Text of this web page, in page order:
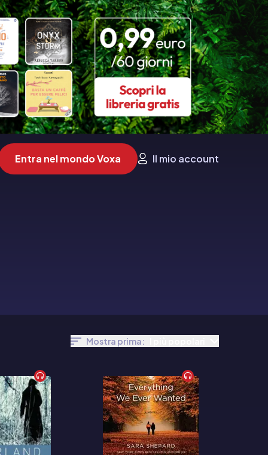
Entra nel mondo Voxa Il mio account
Mostra prima: